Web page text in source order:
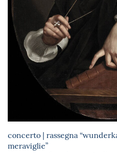
concerto | rassegna
meraviglie”